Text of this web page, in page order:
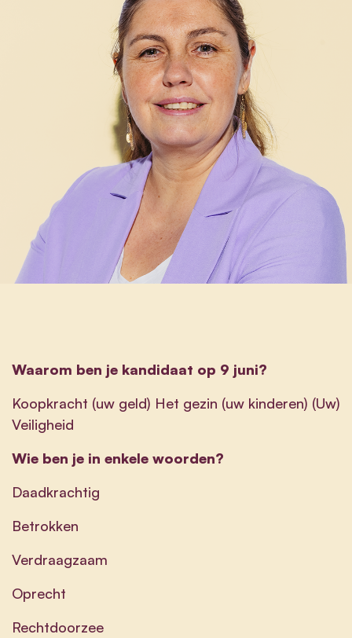
Waarom ben je kandidaat op 9 juni?
Koopkracht (uw geld) Het gezin (uw kinderen) (Uw)
Veiligheid
Wie ben je in enkele woorden?
Daadkrachtig
Betrokken
Verdraagzaam
Oprecht
Rechtdoorzee